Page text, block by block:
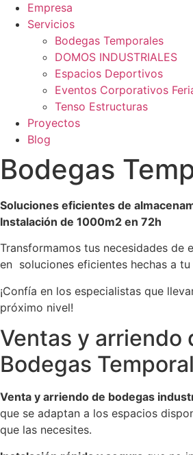
Empresa
Servicios
Bodegas Temporales
DOMOS INDUSTRIALES
Espacios Deportivos
Eventos Corporativos
Tenso Estructuras
Proyectos
Blog
Bodegas
Soluciones eficientes de
Instalación de 1000m2 en 72h
Transformamos tus necesidades de
en soluciones eficientes hechas a tu
¡Confía en los especialistas que
próximo nivel!
Ventas y arriendo
Bodegas
Venta y arriendo de bodegas
que se adaptan a los espacios
que las necesites.